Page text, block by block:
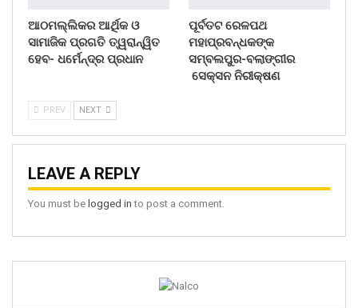
ଆଠମଲ୍ଲିକର ଆର୍ଥିକ ଓ
ସାମାଜିକ ପ୍ରଗତି ତ୍ୱରାନ୍ୱିତ
ହେବ- ଧର୍ମେନ୍ଦ୍ର ପ୍ରଧାନ
ପୂର୍ବତଟ ରେଳପଥ
ମହାପ୍ରବନ୍ଧକଙ୍କ
ସମ୍ବଲପୁର-ବଲାଙ୍ଗୀର
ସେକ୍ସନ ନିରୀକ୍ଷଣ
PREV NEXT
LEAVE A REPLY
You must be logged in to post a comment.